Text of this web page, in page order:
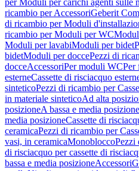
per Moduli per carichi agenti sulle
ricambio per AccessoriGeberit
di ricambio per Moduli
ricambio per Moduli per WC
Moduli per lavabiModuli per bidet
bidetModuli per doccePezzi di
docceAccessoriPer moduli WCPer
esterneCassette di risciacquo
sinteticoPezzi di ricambio per
in materiale sinteticoAd alta
posizioneA bassa e media posizione
media posizioneCassette di
ceramicaPezzi di ricambio per
vasi, in ceramicaMonobloccoPezzi
di risciacquo per cassette di
bassa e media posizioneAccessori